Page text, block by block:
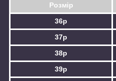
Розмір
36р
37р
38р
39р